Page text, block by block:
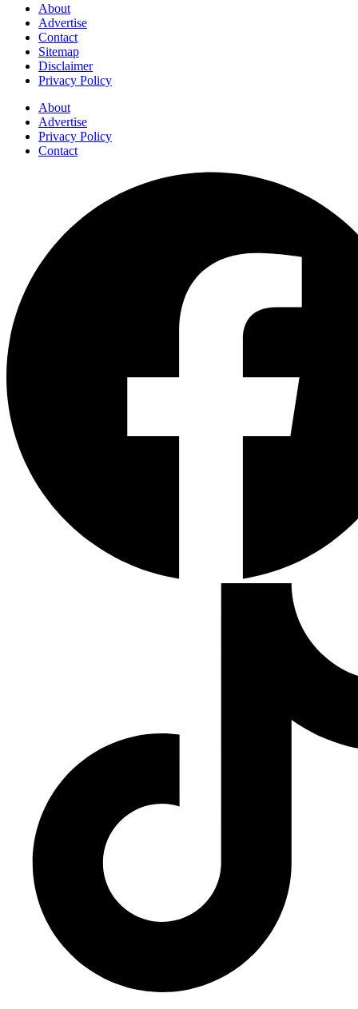
About
Advertise
Contact
Sitemap
Disclaimer
Privacy Policy
About
Advertise
Privacy Policy
Contact